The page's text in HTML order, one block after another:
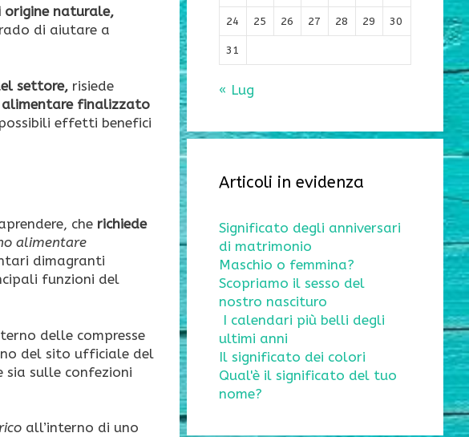
origine naturale,
di aiutare a
settore, risiede
alimentare finalizzato
effetti benefici
che richiede
alimentare
dimagranti
funzioni del
delle compresse
del sito ufficiale del
sulle confezioni
all’interno di uno
24 25 26 27 28 29 30
31
« Lug
Articoli in evidenza
Significato degli anniversari
di matrimonio
Maschio o femmina?
Scopriamo il sesso del
nostro nascituro
I calendari più belli degli
ultimi anni
Il significato dei colori
Qual'è il significato del tuo
nome?